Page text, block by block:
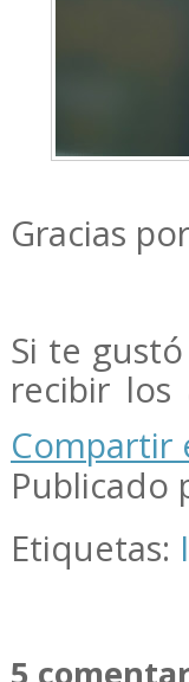
Gracias
Si te
recibir los
Compartir
Publicado
Etiquetas:
5